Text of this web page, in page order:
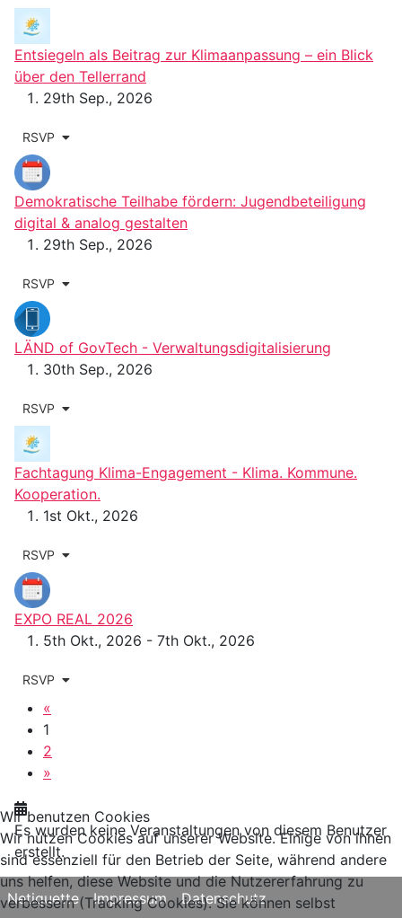
Entsiegeln als Beitrag zur Klimaanpassung – ein Blick
über den Tellerrand
29th Sep., 2026
RSVP
Demokratische Teilhabe fördern: Jugendbeteiligung
digital & analog gestalten
29th Sep., 2026
RSVP
LÄND of GovTech - Verwaltungs­digitalisierung
30th Sep., 2026
RSVP
Fachtagung Klima-Engagement - Klima. Kommune.
Kooperation.
1st Okt., 2026
RSVP
EXPO REAL 2026
5th Okt., 2026 - 7th Okt., 2026
RSVP
«
1
2
»
Es wurden keine Veranstaltungen von diesem Benutzer
erstellt.
Netiquette Impressum Datenschutz
Wir benutzen Cookies
Wir nutzen Cookies auf unserer Website. Einige von ihnen
sind essenziell für den Betrieb der Seite, während andere
uns helfen, diese Website und die Nutzererfahrung zu
verbessern (Tracking Cookies). Sie können selbst